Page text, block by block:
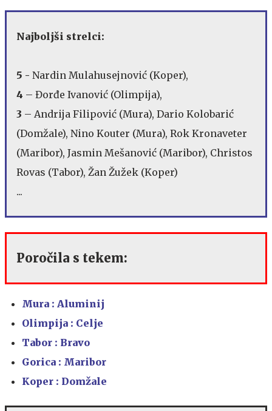
Najboljši strelci:
5 - Nardin Mulahusejnović (Koper),
4 – Đorđe Ivanović (Olimpija),
3 – Andrija Filipović (Mura), Dario Kolobarić
(Domžale), Nino Kouter (Mura), Rok Kronaveter
(Maribor), Jasmin Mešanović (Maribor), Christos
Rovas (Tabor), Žan Žužek (Koper)
...
Poročila s tekem:
Mura : Aluminij
Olimpija : Celje
Tabor : Bravo
Gorica : Maribor
Koper : Domžale